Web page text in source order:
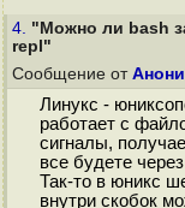
4. "Можно ли bash
repl"
Сообщение от
Линукс -
работает с
сигналы,
все будете
Так-то в юникс
внутри скобок